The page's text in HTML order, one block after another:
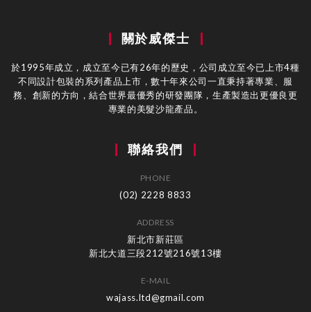
關於威傑士
於1995年成立，成立至今已有26年的歷史，公司成立至今已上市4種
不同設計包裝的系列產品上市，數十年來公司一直秉持著專業、服
務、創新的方向，結合世界最優秀的研發團隊，生產製造出更優良更
專業的美髮沙龍產品。
聯絡我們
PHONE
(02) 2228 8833
ADDRESS
新北市新莊區
新北大道三段212號216號13樓
E-MAIL
wajass.ltd@gmail.com